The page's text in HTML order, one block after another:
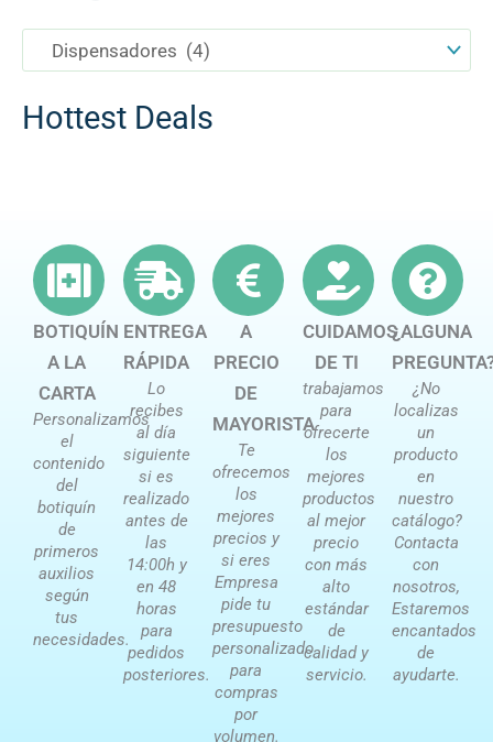
Hottest Deals
BOTIQUÍN
A LA
CARTA
Personalizamos
el
contenido
del
botiquín
de
primeros
auxilios
según
tus
necesidades.
ENTREGA
RÁPIDA
Lo
recibes
al día
siguiente
si es
realizado
antes de
las
14:00h y
en 48
horas
para
pedidos
posteriores.
A
PRECIO
DE
MAYORISTA
Te
ofrecemos
los
mejores
precios y
si eres
Empresa
pide tu
presupuesto
personalizado
para
compras
por
volumen.
CUIDAMOS
DE TI
trabajamos
para
ofrecerte
los
mejores
productos
al mejor
precio
con más
alto
estándar
de
calidad y
servicio.
¿ALGUNA
¿No
localizas
un
producto
en
nuestro
catálogo?
Contacta
con
nosotros,
Estaremos
encantados
de
ayudarte.